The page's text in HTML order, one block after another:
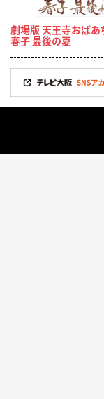
劇場版 天王寺おばあ
春子 最後の夏